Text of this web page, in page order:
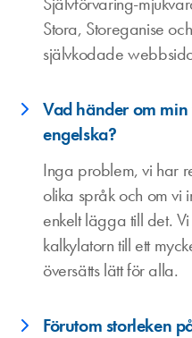
Stora, Storeganise
självkodade
Vad händer om
engelska?
Inga problem, vi har
olika språk och om vi
enkelt lägga till det.
kalkylatorn till ett
översätts lätt för alla.
Förutom storleken